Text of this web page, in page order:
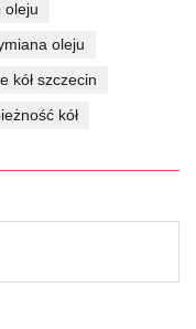
oleju
oleju
kół szczecin
kół